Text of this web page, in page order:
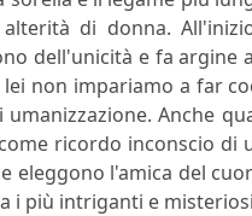
di donna.
dell'unicità e fa argine
non impariamo a far
Anche
ricordo inconscio di
eleggono l'amica del
i più intriganti e